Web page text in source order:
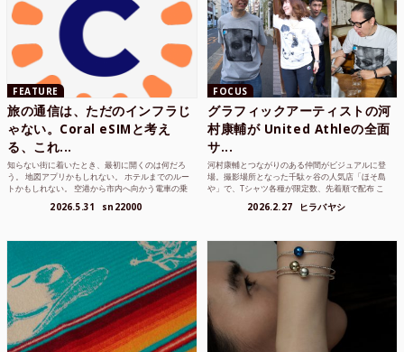
FEATURE
旅の通信は、ただのインフラじ
ゃない。Coral eSIMと考え
る、これ...
知らない街に着いたとき、最初に開くのは何だろ
う。 地図アプリかもしれない。 ホテルまでのルー
トかもしれない。 空港から市内へ向かう電車の乗
2026.5.31 sn22000
FOCUS
グラフィックアーティストの河
村康輔が United Athleの全面
サ...
河村康輔とつながりのある仲間がビジュアルに登
場。撮影場所となった千駄ヶ谷の人気店「ほそ島
や」で、Tシャツ各種が限定数、先着順で配布 こ
2026.2.27 ヒラバヤシ